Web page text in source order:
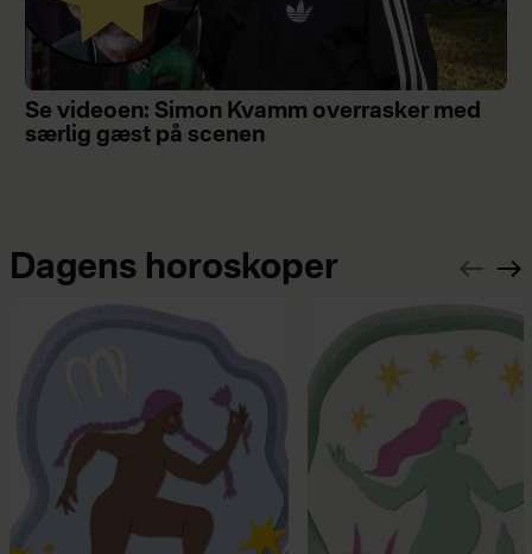
Se videoen: Simon Kvamm overrasker med
særlig gæst på scenen
Dagens horoskoper